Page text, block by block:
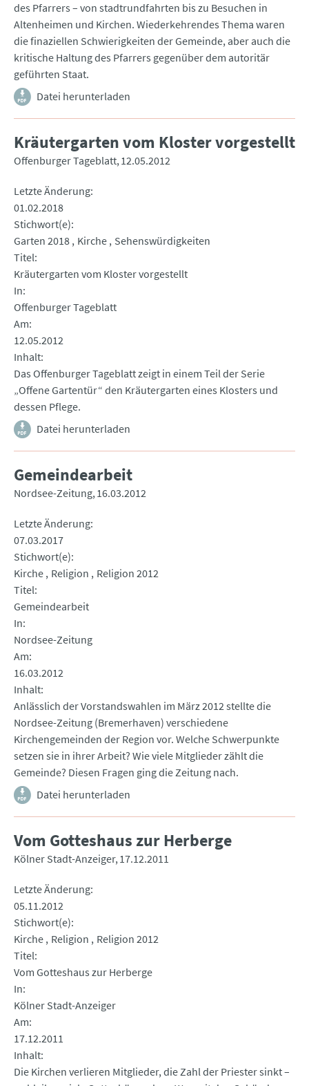
des Pfarrers – von stadtrundfahrten bis zu Besuchen in
Altenheimen und Kirchen. Wiederkehrendes Thema waren
die finaziellen Schwierigkeiten der Gemeinde, aber auch die
kritische Haltung des Pfarrers gegenüber dem autoritär
geführten Staat.
Datei herunterladen
Kräutergarten vom Kloster vorgestellt
Offenburger Tageblatt 12.05.2012
Letzte Änderung
01.02.2018
Stichwort(e)
Garten 2018 Kirche Sehenswürdigkeiten
Titel
Kräutergarten vom Kloster vorgestellt
In
Offenburger Tageblatt
Am
12.05.2012
Inhalt
Das Offenburger Tageblatt zeigt in einem Teil der Serie
„Offene Gartentür“ den Kräutergarten eines Klosters und
dessen Pflege.
Datei herunterladen
Gemeindearbeit
Nordsee-Zeitung 16.03.2012
Letzte Änderung
07.03.2017
Stichwort(e)
Kirche Religion
Religion 2012
Titel
Gemeindearbeit
In
Nordsee-Zeitung
Am
16.03.2012
Inhalt
Anlässlich der Vorstandswahlen im März 2012 stellte die
Nordsee-Zeitung (Bremerhaven) verschiedene
Kirchengemeinden der Region vor. Welche Schwerpunkte
setzen sie in ihrer Arbeit? Wie viele Mitglieder zählt die
Gemeinde? Diesen Fragen ging die Zeitung nach.
Datei herunterladen
Vom Gotteshaus zur Herberge
Kölner Stadt-Anzeiger 17.12.2011
Letzte Änderung
05.11.2012
Stichwort(e)
Kirche Religion
Religion 2012
Titel
Vom Gotteshaus zur Herberge
In
Kölner Stadt-Anzeiger
Am
17.12.2011
Inhalt
Die Kirchen verlieren Mitglieder, die Zahl der Priester sinkt –